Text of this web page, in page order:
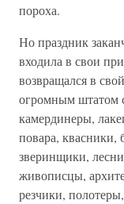
пороха.
Но праздник
входила в свои
возвращался в
огромным штатом
камердинеры,
повара, квасники,
зверинщики,
живописцы,
резчики,